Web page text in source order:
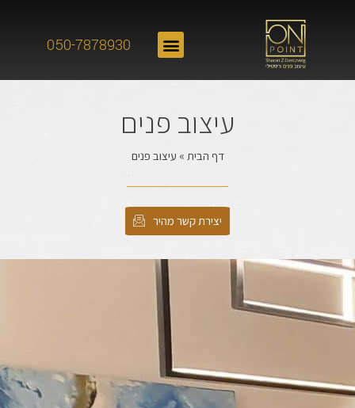
050-7878930
עיצוב פנים
דף הבית » עיצוב פנים
יצירת קשר מהיר